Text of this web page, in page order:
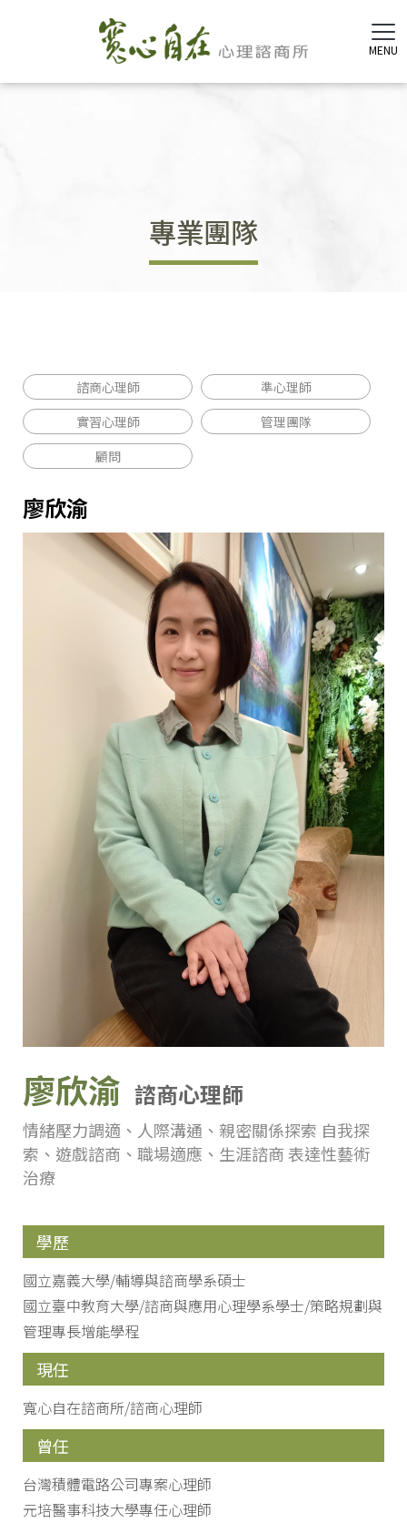
專業團隊
諮商心理師
準心理師
實習心理師
管理團隊
顧問
廖欣渝
廖欣渝 諮商心理師
情緒壓力調適、人際溝通、親密關係探索 自我探
索、遊戲諮商、職場適應、生涯諮商 表達性藝術
治療
學歷
國立嘉義大學/輔導與諮商學系碩士
國立臺中教育大學/諮商與應用心理學系學士/策略規劃與
管理專長增能學程
現任
寬心自在諮商所/諮商心理師
曾任
台灣積體電路公司專案心理師
元培醫事科技大學專任心理師